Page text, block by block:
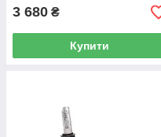
3 680 ₴
Купити